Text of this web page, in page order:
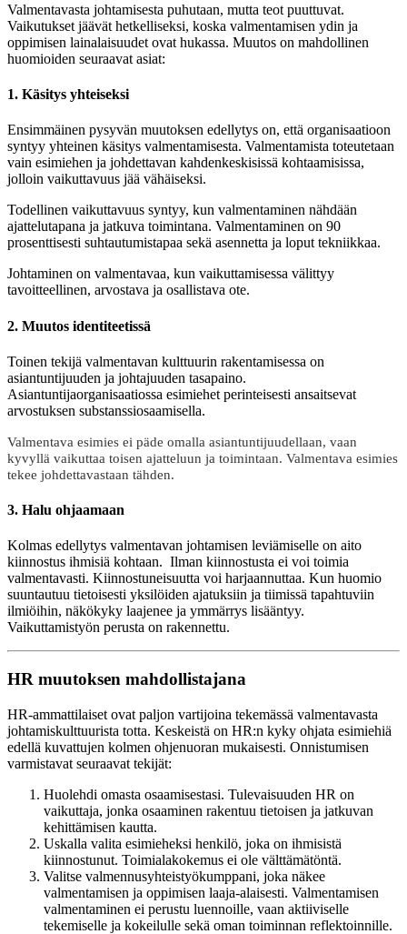
Valmentavasta johtamisesta puhutaan, mutta teot puuttuvat.
Vaikutukset jäävät hetkelliseksi, koska valmentamisen ydin ja
oppimisen lainalaisuudet ovat hukassa. Muutos on mahdollinen
huomioiden seuraavat asiat:
1. Käsitys yhteiseksi
Ensimmäinen pysyvän muutoksen edellytys on, että organisaatioon
syntyy yhteinen käsitys valmentamisesta. Valmentamista toteutetaan
vain esimiehen ja johdettavan kahdenkeskisissä kohtaamisissa,
jolloin vaikuttavuus jää vähäiseksi.
Todellinen vaikuttavuus syntyy, kun valmentaminen nähdään
ajattelutapana ja jatkuva toimintana. Valmentaminen on 90
prosenttisesti suhtautumistapaa sekä asennetta ja loput tekniikkaa.
Johtaminen on valmentavaa, kun vaikuttamisessa välittyy
tavoitteellinen, arvostava ja osallistava ote.
2. Muutos identiteetissä
Toinen tekijä valmentavan kulttuurin rakentamisessa on
asiantuntijuuden ja johtajuuden tasapaino.
Asiantuntijaorganisaatiossa esimiehet perinteisesti ansaitsevat
arvostuksen substanssiosaamisella.
Valmentava esimies ei päde omalla asiantuntijuudellaan, vaan
kyvyllä vaikuttaa toisen ajatteluun ja toimintaan. Valmentava esimies
tekee johdettavastaan tähden.
3. Halu ohjaamaan
Kolmas edellytys valmentavan johtamisen leviämiselle on aito
kiinnostus ihmisiä kohtaan. Ilman kiinnostusta ei voi toimia
valmentavasti. Kiinnostuneisuutta voi harjaannuttaa. Kun huomio
suuntautuu tietoisesti yksilöiden ajatuksiin ja tiimissä tapahtuviin
ilmiöihin, näkökyky laajenee ja ymmärrys lisääntyy.
Vaikuttamistyön perusta on rakennettu.
HR muutoksen mahdollistajana
HR-ammattilaiset ovat paljon vartijoina tekemässä valmentavasta
johtamiskulttuurista totta. Keskeistä on HR:n kyky ohjata esimiehiä
edellä kuvattujen kolmen ohjenuoran mukaisesti. Onnistumisen
varmistavat seuraavat tekijät:
Huolehdi omasta osaamisestasi. Tulevaisuuden HR on
vaikuttaja, jonka osaaminen rakentuu tietoisen ja jatkuvan
kehittämisen kautta.
Uskalla valita esimieheksi henkilö, joka on ihmisistä
kiinnostunut. Toimialakokemus ei ole välttämätöntä.
Valitse valmennusyhteistyökumppani, joka näkee
valmentamisen ja oppimisen laaja-alaisesti. Valmentamisen
valmentaminen ei perustu luennoille, vaan aktiiviselle
tekemiselle ja kokeilulle sekä oman toiminnan reflektoinnille.